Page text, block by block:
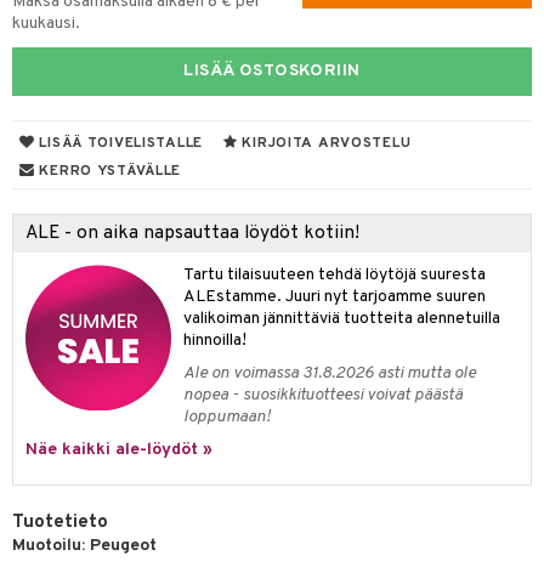
kuukausi.
LISÄÄ OSTOSKORIIN
LISÄÄ TOIVELISTALLE
KIRJOITA ARVOSTELU
KERRO YSTÄVÄLLE
ALE - on aika napsauttaa löydöt kotiin!
Tartu tilaisuuteen tehdä löytöjä suuresta
ALEstamme. Juuri nyt tarjoamme suuren
valikoiman jännittäviä tuotteita alennetuilla
hinnoilla!
Ale on voimassa 31.8.2026 asti mutta ole
nopea - suosikkituotteesi voivat päästä
loppumaan!
Näe kaikki ale-löydöt »
Tuotetieto
Muotoilu: Peugeot
sisustus
tarvikkeita
koristelu
säilytys
tekstiilit
& Koukut
& Korit
& Hyllyt
tekstiilit
hyönteissuoja
& Lyhdyt